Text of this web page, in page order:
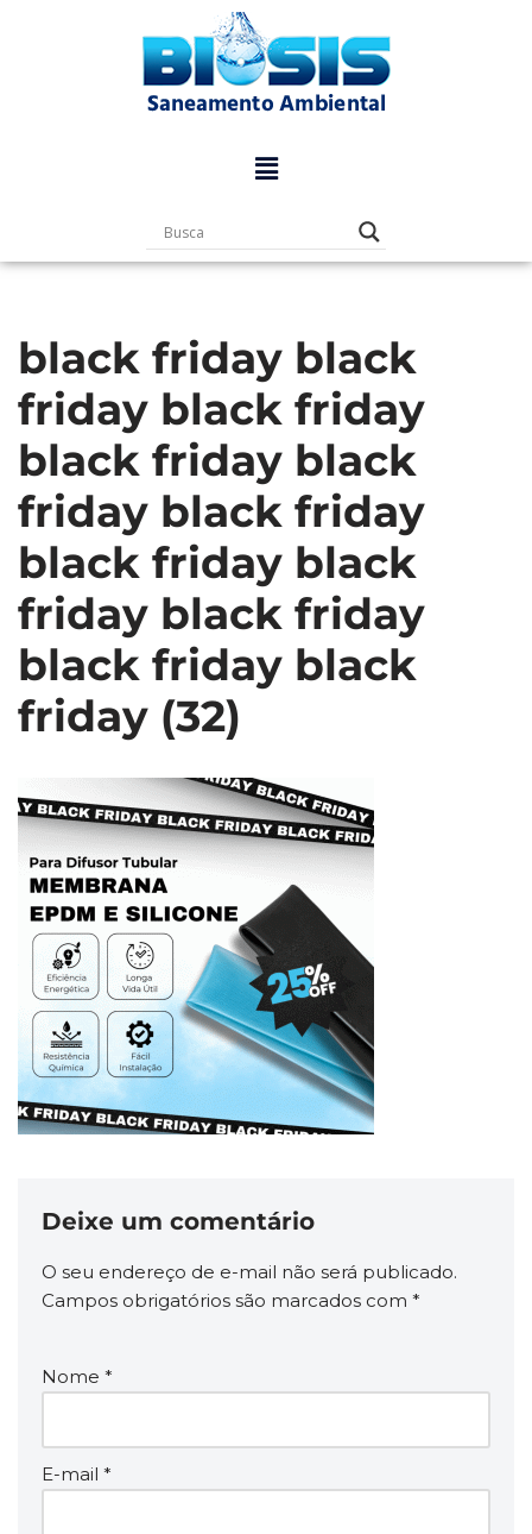
black friday black
friday black friday
black friday black
friday black friday
black friday black
friday black friday
black friday black
friday (32)
Deixe um comentário
O seu endereço de e-mail não será publicado.
Campos obrigatórios são marcados com *
Nome *
E-mail *